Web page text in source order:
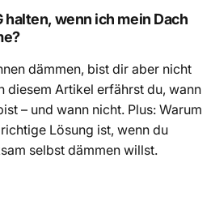
halten, wenn ich mein Dach
dämmen, bist dir aber nicht
diesem Artikel erfährst du, wann
– und wann nicht. Plus: Warum
Lösung ist, wenn du
selbst dämmen willst.